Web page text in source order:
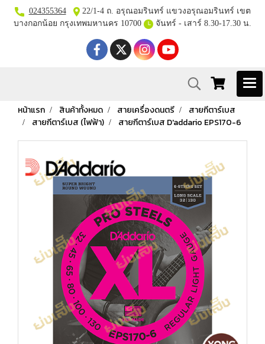
024355364
22/1-4 ถ. อรุณอมรินทร์ แขวงอรุณอมรินทร์ เขต
บางกอกน้อย กรุงเทพมหานคร 10700
จันทร์ - เสาร์ 8.30-17.30 น.
หน้าแรก สินค้าทั้งหมด สายเครื่องดนตรี
สายกีตาร์เบส
สายกีตาร์เบส (ไฟฟ้า)
สายกีตาร์เบส D'addario EPS170-6